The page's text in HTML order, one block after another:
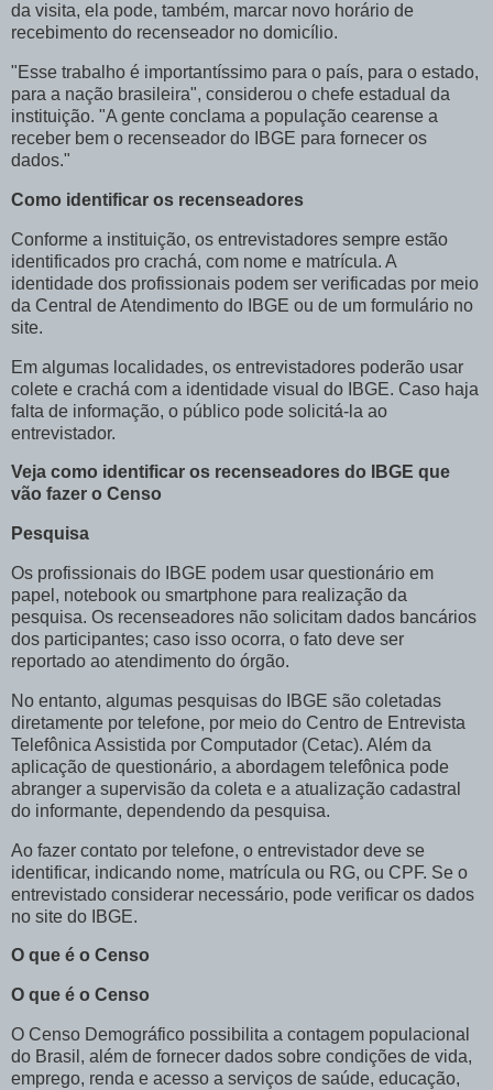
da visita, ela pode, também, marcar novo horário de
recebimento do recenseador no domicílio.
"Esse trabalho é importantíssimo para o país, para o estado,
para a nação brasileira", considerou o chefe estadual da
instituição. "A gente conclama a população cearense a
receber bem o recenseador do IBGE para fornecer os
dados."
Como identificar os recenseadores
Conforme a instituição, os entrevistadores sempre estão
identificados pro crachá, com nome e matrícula. A
identidade dos profissionais podem ser verificadas por meio
da Central de Atendimento do IBGE ou de um formulário no
site.
Em algumas localidades, os entrevistadores poderão usar
colete e crachá com a identidade visual do IBGE. Caso haja
falta de informação, o público pode solicitá-la ao
entrevistador.
Veja como identificar os recenseadores do IBGE que
vão fazer o Censo
Pesquisa
Os profissionais do IBGE podem usar questionário em
papel, notebook ou smartphone para realização da
pesquisa. Os recenseadores não solicitam dados bancários
dos participantes; caso isso ocorra, o fato deve ser
reportado ao atendimento do órgão.
No entanto, algumas pesquisas do IBGE são coletadas
diretamente por telefone, por meio do Centro de Entrevista
Telefônica Assistida por Computador (Cetac). Além da
aplicação de questionário, a abordagem telefônica pode
abranger a supervisão da coleta e a atualização cadastral
do informante, dependendo da pesquisa.
Ao fazer contato por telefone, o entrevistador deve se
identificar, indicando nome, matrícula ou RG, ou CPF. Se o
entrevistado considerar necessário, pode verificar os dados
no site do IBGE.
O que é o Censo
O que é o Censo
O Censo Demográfico possibilita a contagem populacional
do Brasil, além de fornecer dados sobre condições de vida,
emprego, renda e acesso a serviços de saúde, educação,